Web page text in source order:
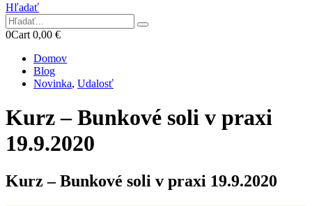
Hľadať
0Cart 0,00 €
Domov
Blog
Novinka, Udalosť
Kurz – Bunkové soli v praxi
19.9.2020
Kurz – Bunkové soli v praxi 19.9.2020